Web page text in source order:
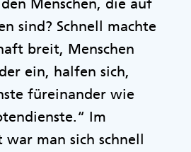
sind? Schnell machte
breit, Menschen
ein, halfen sich,
füreinander wie
Im
man sich schnell